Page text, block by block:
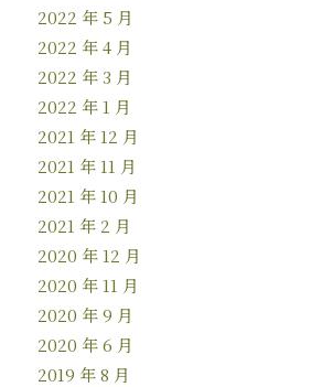
2022 年 5 月
2022 年 4 月
2022 年 3 月
2022 年 1 月
2021 年 12 月
2021 年 11 月
2021 年 10 月
2021 年 2 月
2020 年 12 月
2020 年 11 月
2020 年 9 月
2020 年 6 月
2019 年 8 月